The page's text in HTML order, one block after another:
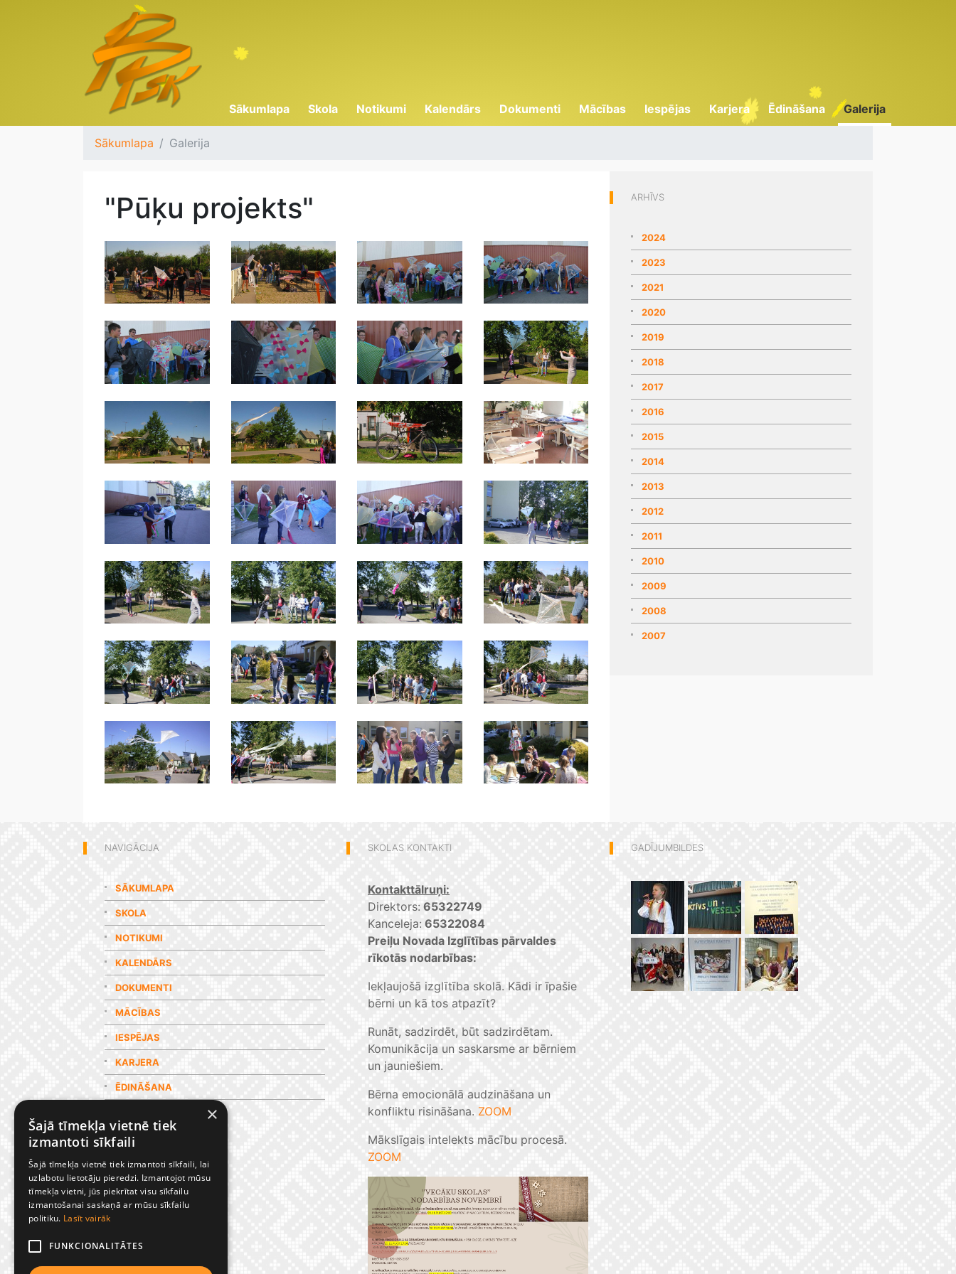
Sākumlapa Skola Notikumi Kalendārs Dokumenti Mācības Iespējas Karjera Ēdināšana Galerija
Sākumlapa Galerija
"Pūķu projekts" ARHĪVS
2024
2023
2021
2020
2019
2018
2017
2016
2015
2014
2013
2012
2011
2010
2009
2008
2007
NAVIGĀCIJA
SĀKUMLAPA
SKOLA
NOTIKUMI
KALENDĀRS
DOKUMENTI
MĀCĪBAS
IESPĒJAS
KARJERA
ĒDINĀŠANA
SKOLAS KONTAKTI
Kontakttālruņi:
Direktors: 65322749
Kanceleja: 65322084
Preiļu Novada Izglītības pārvaldes
rīkotās nodarbības:
Iekļaujošā izglītība skolā. Kādi ir īpašie
bērni un kā tos atpazīt?
Runāt, sadzirdēt, būt sadzirdētam.
Komunikācija un saskarsme ar bērniem
un jauniešiem.
Bērna emocionālā audzināšana un
konfliktu risināšana. ZOOM
Mākslīgais intelekts mācību procesā.
ZOOM
GADĪJUMBILDES
×
Šajā tīmekļa vietnē tiek
izmantoti sīkfaili
Šajā tīmekļa vietnē tiek izmantoti sīkfaili, lai
uzlabotu lietotāju pieredzi. Izmantojot mūsu
tīmekļa vietni, jūs piekrītat visu sīkfailu
izmantošanai saskaņā ar mūsu sīkfailu
politiku. Lasīt vairāk
FUNKCIONALITĀTES